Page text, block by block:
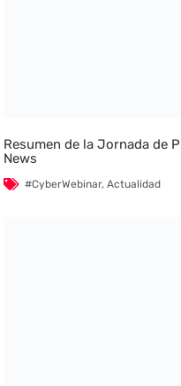
Resumen de la Jornada de
News
#CyberWebinar,Actualidad